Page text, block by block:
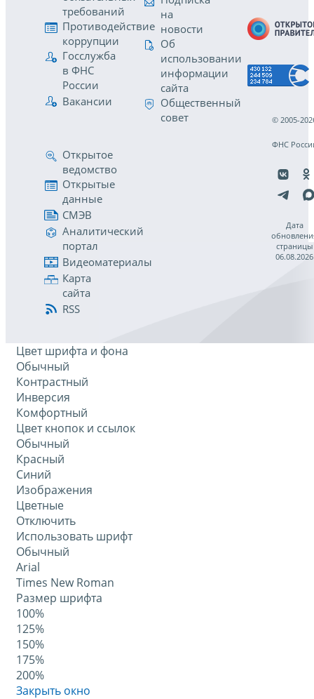
требований
Противодействие
коррупции
Госслужба
в ФНС
России
Вакансии
на
новости
Об
использовании
информации
сайта
Общественный
совет
Открытое
ведомство
Открытые
данные
СМЭВ
Аналитический
портал
Видеоматериалы
Карта
сайта
RSS
© 2005-
ФНС
Дата
страницы
06.08.2026
Цвет шрифта и фона
Обычный
Контрастный
Инверсия
Комфортный
Цвет кнопок и ссылок
Обычный
Красный
Синий
Изображения
Цветные
Отключить
Использовать шрифт
Обычный
Arial
Times New Roman
Размер шрифта
100%
125%
150%
175%
200%
Закрыть окно